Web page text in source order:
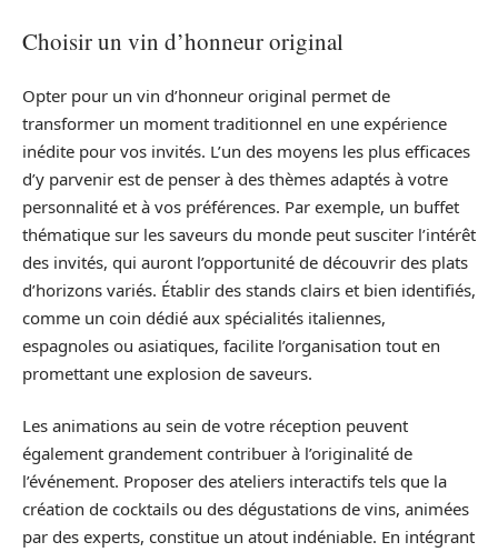
Choisir un vin d’honneur original
Opter pour un vin d’honneur original permet de
transformer un moment traditionnel en une expérience
inédite pour vos invités. L’un des moyens les plus efficaces
d’y parvenir est de penser à des thèmes adaptés à votre
personnalité et à vos préférences. Par exemple, un buffet
thématique sur les saveurs du monde peut susciter l’intérêt
des invités, qui auront l’opportunité de découvrir des plats
d’horizons variés. Établir des stands clairs et bien identifiés,
comme un coin dédié aux spécialités italiennes,
espagnoles ou asiatiques, facilite l’organisation tout en
promettant une explosion de saveurs.
Les animations au sein de votre réception peuvent
également grandement contribuer à l’originalité de
l’événement. Proposer des ateliers interactifs tels que la
création de cocktails ou des dégustations de vins, animées
par des experts, constitue un atout indéniable. En intégrant